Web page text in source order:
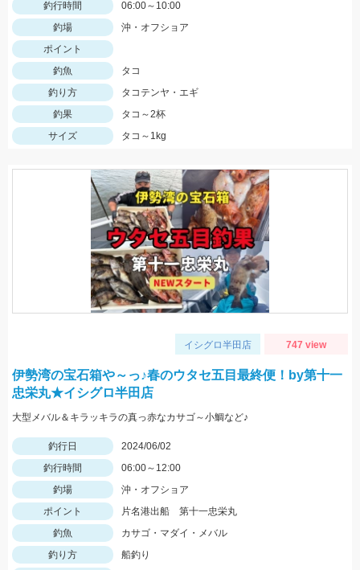
釣行時間
06:00～10:00
釣場
沖・オフショア
ポイント
釣魚
タコ
釣り方
タコテンヤ・エギ
釣果
タコ～2杯
サイズ
タコ～1kg
イシグロ半田店 747 view
伊勢湾の宝石箱や～っ♪春のウタセ五目最終便！by第十一
忠栄丸★イシグロ半田店
大型メバル＆キラッキラの真っ赤なカサゴ～小鯛など♪
釣行日
2024/06/02
釣行時間
06:00～12:00
釣場
沖・オフショア
ポイント
片名港出船 第十一忠栄丸
釣魚
カサゴ・マダイ・メバル
釣り方
船釣り